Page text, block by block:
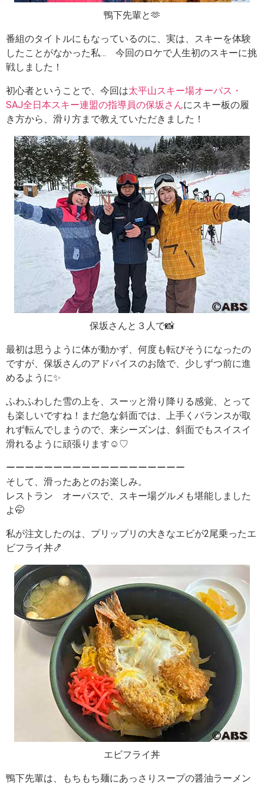
鴨下先輩と🫶
番組のタイトルにもなっているのに、実は、スキーを体験
したことがなかった私… 今回のロケで人生初のスキーに挑
戦しました！
初心者ということで、今回は太平山スキー場オーパス・
SAJ全日本スキー連盟の指導員の保坂さんにスキー板の履
き方から、滑り方まで教えていただきました！
保坂さんと３人で📸
最初は思うように体が動かず、何度も転びそうになったの
ですが、保坂さんのアドバイスのお陰で、少しずつ前に進
めるように✨
ふわふわした雪の上を、スーッと滑り降りる感覚、とって
も楽しいですね！まだ急な斜面では、上手くバランスが取
れず転んでしまうので、来シーズンは、斜面でもスイスイ
滑れるように頑張ります☺️♡
ーーーーーーーーーーーーーーーーーーー
そして、滑ったあとのお楽しみ。
レストラン オーパスで、スキー場グルメも堪能しました
よ🤭
私が注文したのは、プリップリの大きなエビが2尾乗ったエ
ビフライ丼🍤
エビフライ丼
鴨下先輩は、もちもち麺にあっさりスープの醤油ラーメン